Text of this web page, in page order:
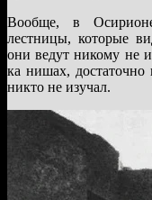
Вообще, в
лестницы, которые
они ведут никому не
ка нишах, достаточно
никто не изучал.